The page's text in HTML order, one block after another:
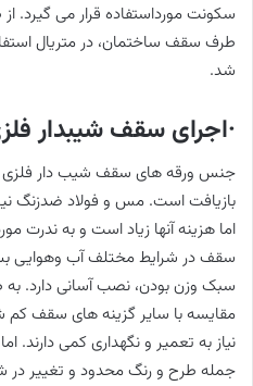
سکونت مورداستفاده قرار می گیرد.
طرف سقف ساختمان، در متریال
شد.
·اجرای سقف شیبدار
جنس ورقه های سقف شیب دار فلزی
بازیافت است. مس و فولاد ضدزنگ
اما هزینه آنها زیاد است و به ندرت
سقف در شرایط مختلف آب وهوایی
سبک وزن بودن، نصب آسانی دارد.
مقایسه با سایر گزینه های سقف کم
نیاز به تعمیر و نگهداری کمی
جمله طرح و رنگ محدود و تغییر در